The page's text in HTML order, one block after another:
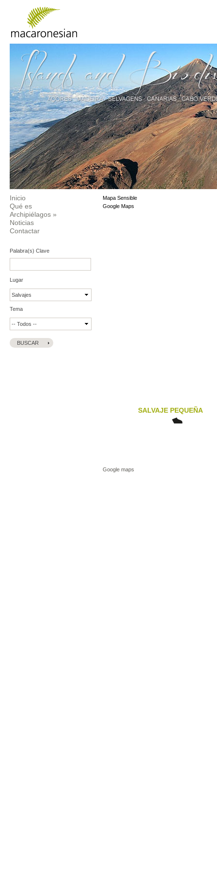
Inicio
Qué es
Archipiélagos »
Noticias
Contactar
Palabra(s) Clave
Lugar
Tema
Mapa Sensible
Google Maps
SALVAJE PEQUEÑA
Google maps